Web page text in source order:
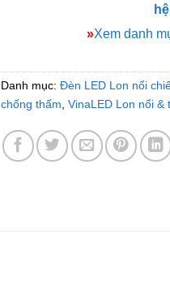
»Xem danh
Danh mục: Đèn LED Lon nổi
chống thấm, VinaLED Lon nổi &